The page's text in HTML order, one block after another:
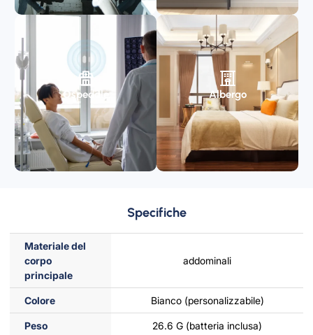
Ospedale Albergo
Specifiche
Materiale del
corpo
principale
addominali
Colore Bianco (personalizzabile)
Peso 26.6 G (batteria inclusa)